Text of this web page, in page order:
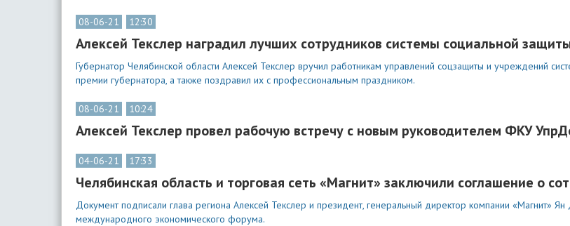
08-06-21 12:30
Алексей Текслер наградил лучших сотрудников системы социальной
Губернатор Челябинской области Алексей Текслер вручил работникам управлений соцзащиты и учреждений
премии губернатора, а также поздравил их с профессиональным праздником.
08-06-21 10:24
Алексей Текслер провел рабочую встречу с новым руководителем ФКУ
04-06-21 17:33
Челябинская область и торговая сеть «Магнит» заключили соглашение о
Документ подписали глава региона Алексей Текслер и президент, генеральный директор компании «Магнит»
международного экономического форума.